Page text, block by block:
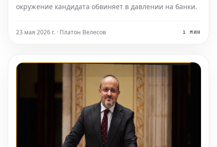
окружение кандидата обвиняет в давлении на банки.
23 мая 2026 г. · Платон Велесов 1 МИН